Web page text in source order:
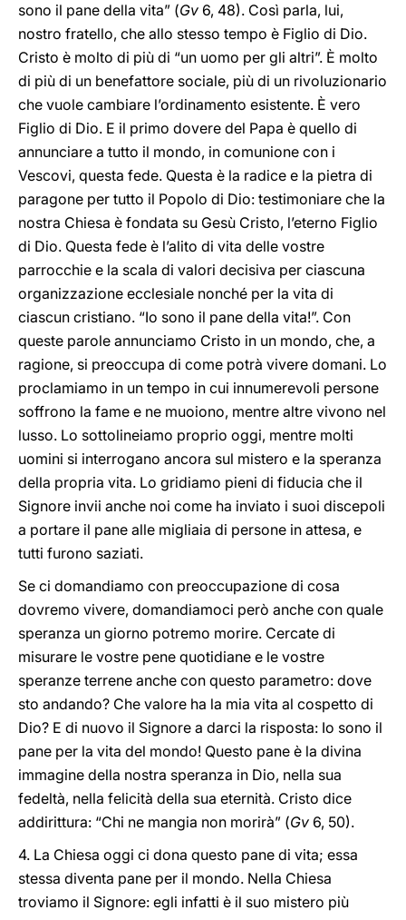
sono il pane della vita” (Gv 6, 48). Così parla, lui,
nostro fratello, che allo stesso tempo è Figlio di Dio.
Cristo è molto di più di “un uomo per gli altri”. È molto
di più di un benefattore sociale, più di un rivoluzionario
che vuole cambiare l’ordinamento esistente. È vero
Figlio di Dio. E il primo dovere del Papa è quello di
annunciare a tutto il mondo, in comunione con i
Vescovi, questa fede. Questa è la radice e la pietra di
paragone per tutto il Popolo di Dio: testimoniare che la
nostra Chiesa è fondata su Gesù Cristo, l’eterno Figlio
di Dio. Questa fede è l’alito di vita delle vostre
parrocchie e la scala di valori decisiva per ciascuna
organizzazione ecclesiale nonché per la vita di
ciascun cristiano. “Io sono il pane della vita!”. Con
queste parole annunciamo Cristo in un mondo, che, a
ragione, si preoccupa di come potrà vivere domani. Lo
proclamiamo in un tempo in cui innumerevoli persone
soffrono la fame e ne muoiono, mentre altre vivono nel
lusso. Lo sottolineiamo proprio oggi, mentre molti
uomini si interrogano ancora sul mistero e la speranza
della propria vita. Lo gridiamo pieni di fiducia che il
Signore invii anche noi come ha inviato i suoi discepoli
a portare il pane alle migliaia di persone in attesa, e
tutti furono saziati.
Se ci domandiamo con preoccupazione di cosa
dovremo vivere, domandiamoci però anche con quale
speranza un giorno potremo morire. Cercate di
misurare le vostre pene quotidiane e le vostre
speranze terrene anche con questo parametro: dove
sto andando? Che valore ha la mia vita al cospetto di
Dio? E di nuovo il Signore a darci la risposta: Io sono il
pane per la vita del mondo! Questo pane è la divina
immagine della nostra speranza in Dio, nella sua
fedeltà, nella felicità della sua eternità. Cristo dice
addirittura: “Chi ne mangia non morirà” (Gv 6, 50).
4. La Chiesa oggi ci dona questo pane di vita; essa
stessa diventa pane per il mondo. Nella Chiesa
troviamo il Signore: egli infatti è il suo mistero più